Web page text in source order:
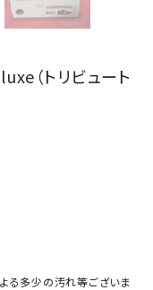
（トリビュート
る多少の汚れ等ございま